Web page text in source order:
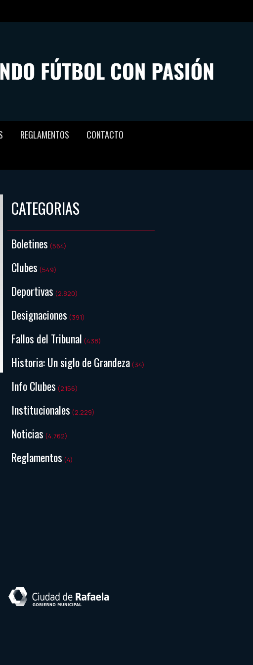
REGLAMENTOS
CONTACTO
CATEGORIAS
Boletines (564)
Clubes (549)
Deportivas (2.820)
Designaciones (391)
Fallos del Tribunal (438)
Historia: Un siglo de Grandeza (34)
Info Clubes (2.156)
Institucionales (2.229)
Noticias (4.762)
Reglamentos (4)